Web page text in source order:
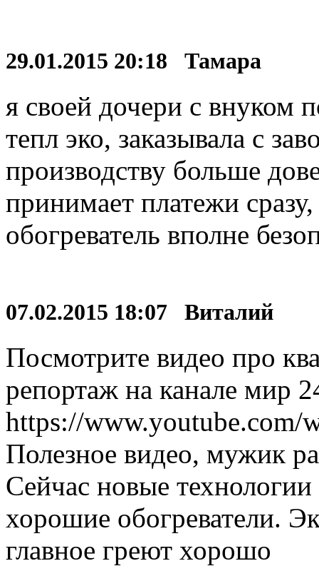
29.01.2015 20:18 Тамара
я своей дочери с внуком
тепл эко, заказывала с
производству больше
принимает платежи
обогреватель вполне
07.02.2015 18:07 Виталий
Посмотрите видео про
репортаж на канале мир
https://www.youtube.com/
Полезное видео, мужик
Сейчас новые технологии
хорошие обогреватели.
главное греют хорошо